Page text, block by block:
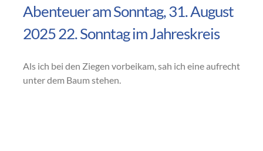
Abenteuer am Sonntag, 31. August
2025 22. Sonntag im Jahreskreis
Als ich bei den Ziegen vorbeikam, sah ich eine aufrecht
unter dem Baum stehen.